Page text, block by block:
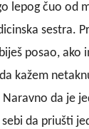
lepog čuo
sestra.
posao,
kažem
da je
da priušti